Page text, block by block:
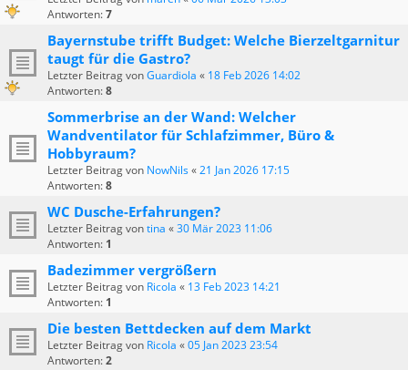
Antworten:7
Bayernstube trifft Budget: Welche Bierzeltgarnitur
taugt für die Gastro?
Letzter Beitrag vonGuardiola « 18 Feb 2026 14:02
Antworten:8
Sommerbrise an der Wand: Welcher
Wandventilator für Schlafzimmer, Büro &
Hobbyraum?
Letzter Beitrag von NowNils«21 Jan 2026 17:15
Antworten:8
WC Dusche-Erfahrungen?
Letzter Beitrag vontina «30 Mär 2023 11:06
Antworten: 1
Badezimmer vergrößern
Letzter Beitrag von Ricola « 13 Feb 2023 14:21
Antworten: 1
Die besten Bettdecken auf dem Markt
Letzter Beitrag von Ricola «05 Jan 2023 23:54
Antworten:2